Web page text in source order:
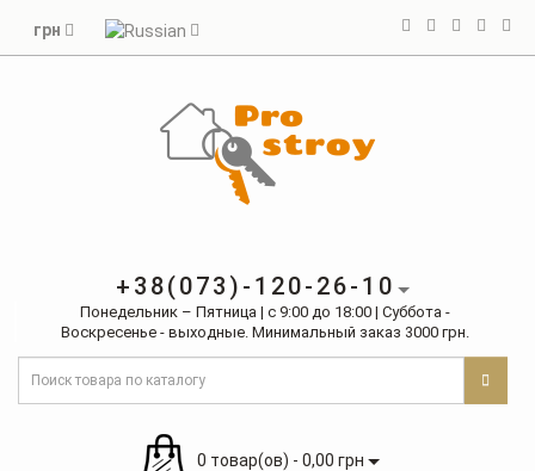
грн
+38(073)-120-26-10
Понедельник – Пятница | с 9:00 до 18:00 | Суббота -
Воскресенье - выходные. Минимальный заказ 3000 грн.
0 товар(ов) - 0,00 грн